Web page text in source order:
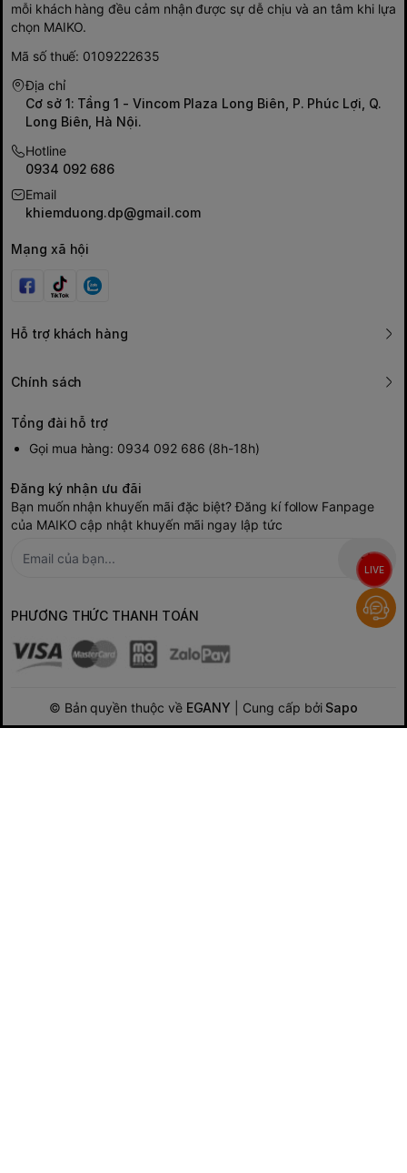
mỗi khách hàng đều cảm nhận được sự dễ chịu và an tâm khi lựa
chọn MAIKO.
Mã số thuế: 0109222635
Địa chỉ
Cơ sở 1: Tầng 1 - Vincom Plaza Long Biên, P. Phúc Lợi, Q.
Long Biên, Hà Nội.
Hotline
0934 092 686
Email
khiemduong.dp@gmail.com
Mạng xã hội
Hỗ trợ khách hàng
Chính sách
Tổng đài hỗ trợ
Gọi mua hàng: 0934 092 686 (8h-18h)
Đăng ký nhận ưu đãi
Bạn muốn nhận khuyến mãi đặc biệt? Đăng kí follow Fanpage
của MAIKO cập nhật khuyến mãi ngay lập tức
PHƯƠNG THỨC THANH TOÁN
© Bản quyền thuộc về EGANY | Cung cấp bởi Sapo
LIVE